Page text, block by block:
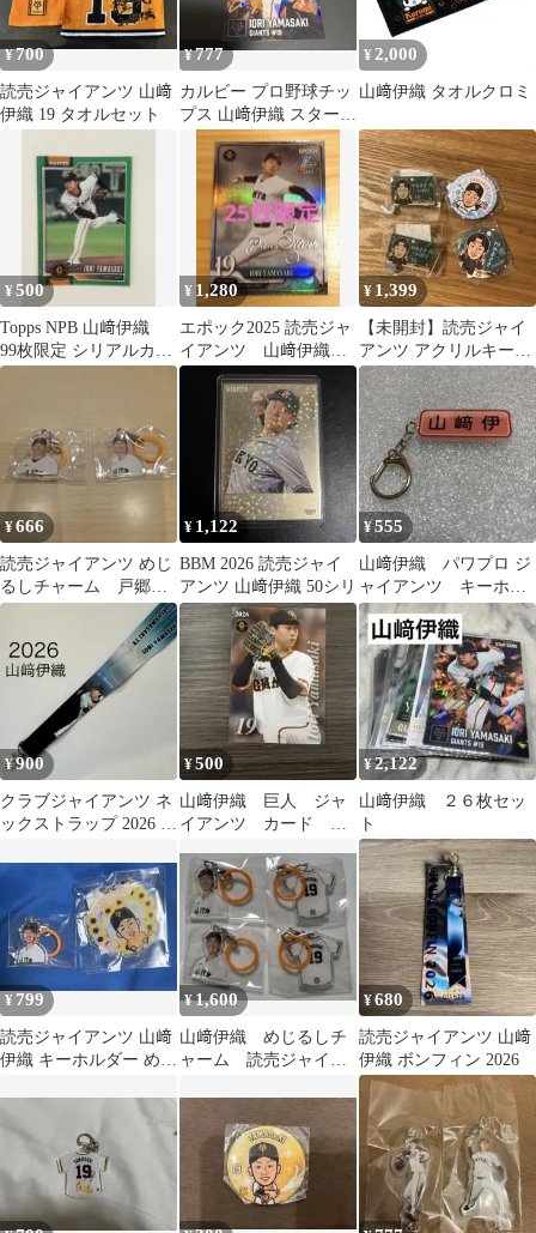
¥700
読売ジャイアンツ 山﨑
伊織 19 タオルセット
¥777
カルビー プロ野球チッ
プス 山﨑伊織 スターカ
ード 2026
¥ 2,000
山﨑伊織 タオルクロミ
¥500
Topps NPB 山﨑伊織
99枚限定 シリアルカー
ド
¥ 1,280
エポック2025 読売ジャ
イアンツ 山﨑伊織
パラレルカード 25枚
¥ 1,399
【未開封】読売ジャイ
アンツ アクリルキーホ
ルダー 缶バッチ 山﨑伊
織
¥666
読売ジャイアンツ めじ
るしチャーム 戸郷翔
征、山﨑伊織
¥ 1,122
BBM 2026 読売ジャイ
アンツ 山﨑伊織 50シリ
¥555
山﨑伊織 パワプロ ジ
ャイアンツ キーホル
ダー
¥900
クラブジャイアンツ ネ
ックストラップ 2026 山
¥500
山﨑伊織 巨人 ジャ
イアンツ カード
¥2,122
山﨑伊織 ２６枚セッ
ト
¥ 799
読売ジャイアンツ 山﨑
伊織 キーホルダー めじ
¥1,600
山﨑伊織 めじるしチ
ャーム 読売ジャイア
¥680
読売ジャイアンツ 山﨑
伊織 ボンフィン 2026